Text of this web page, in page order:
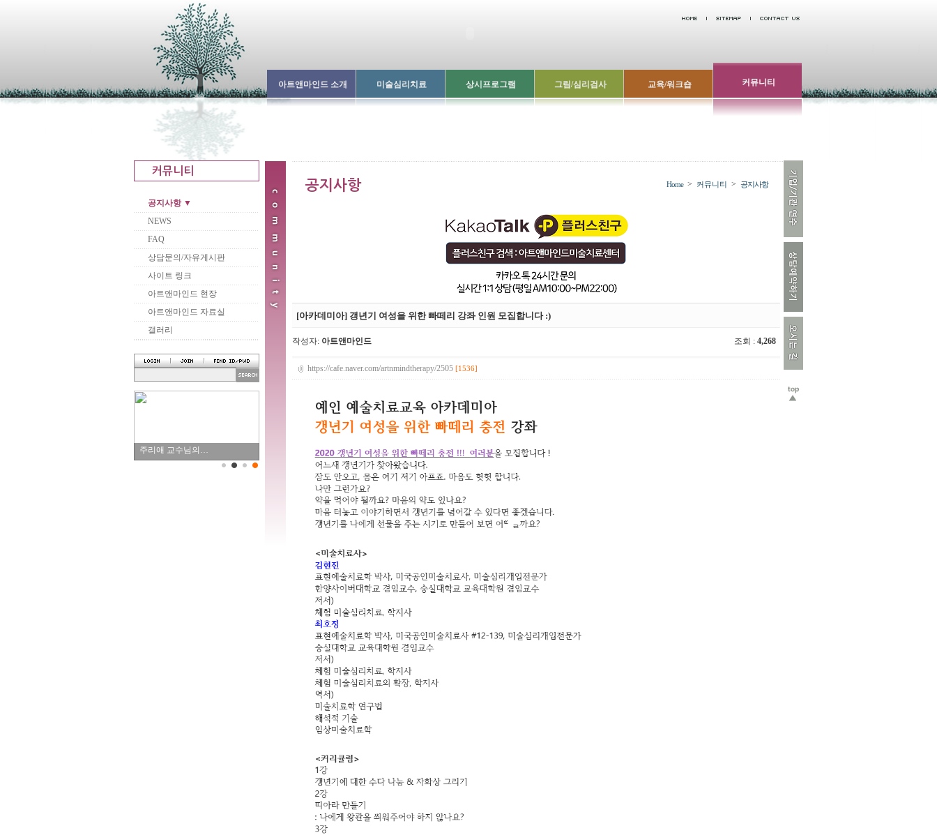
아트앤마인드 소개 미술심리치료 상시프로그램 그림/심리검사 교육/워크숍 커뮤니티
공지사항 ▼
NEWS
FAQ
상담문의/자유게시판
사이트 링크
아트앤마인드 현장
아트앤마인드 자료실
갤러리
주리애 교수님의…
Home > 커뮤니티 > 공지사항
[아카데미아] 갱년기 여성을 위한 빠떼리 강좌 인원 모집합니다 :)
작성자: 아트앤마인드 조회 : 4,268
https://cafe.naver.com/artnmindtherapy/2505 [1536]